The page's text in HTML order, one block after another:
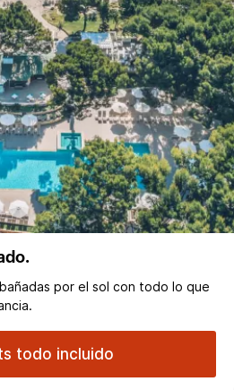
por el sol con todo lo que
todo incluido